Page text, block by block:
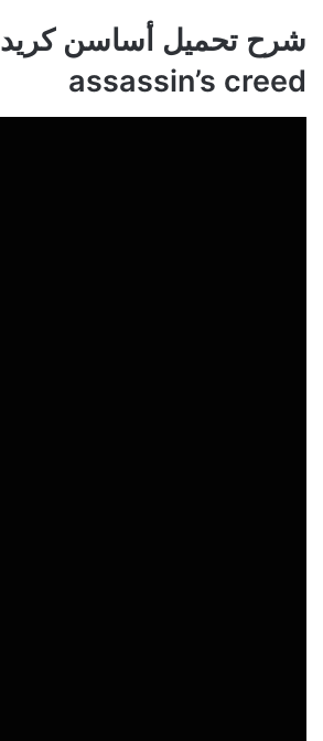
شرح تحميل أساسن كريد
assassin’s creed